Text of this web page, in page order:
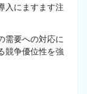
入にますます注
需要への対応に
競争優位性を強